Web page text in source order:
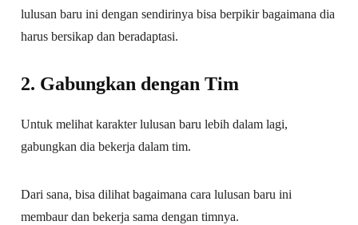
lulusan baru ini dengan sendirinya bisa berpikir bagaimana dia
harus bersikap dan beradaptasi.
2. Gabungkan dengan Tim
Untuk melihat karakter lulusan baru lebih dalam lagi,
gabungkan dia bekerja dalam tim.
Dari sana, bisa dilihat bagaimana cara lulusan baru ini
membaur dan bekerja sama dengan timnya.